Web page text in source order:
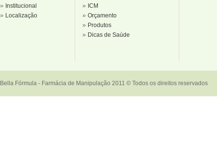
» Institucional
» Localização
» ICM
» Orçamento
» Produtos
» Dicas de Saúde
Bella Fórmula - Farmácia de Manipulação 2011 © Todos os direitos reservados